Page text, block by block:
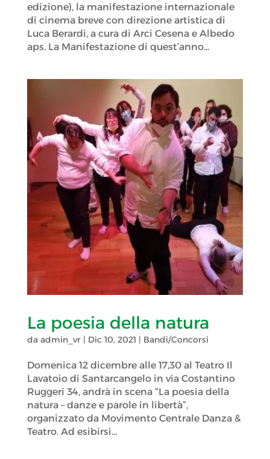
edizione), la manifestazione internazionale
di cinema breve con direzione artistica di
Luca Berardi, a cura di Arci Cesena e Albedo
aps. La Manifestazione di quest’anno...
La poesia della natura
da admin_vr| Dic 10, 2021 Bandi/Concorsi
Domenica 12 dicembre alle 17,30 al Teatro Il
Lavatoio di Santarcangelo in via Costantino
Ruggeri 34, andrà in scena “La poesia della
natura – danze e parole in libertà”,
organizzato da Movimento Centrale Danza &
Teatro. Ad esibirsi...